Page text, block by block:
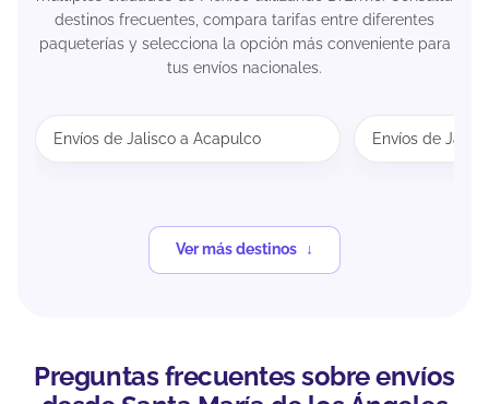
destinos frecuentes, compara tarifas entre diferentes
paqueterías y selecciona la opción más conveniente para
tus envíos nacionales.
Envíos de Jalisco a Acapulco Envíos de
Ver más destinos
Preguntas frecuentes sobre envíos